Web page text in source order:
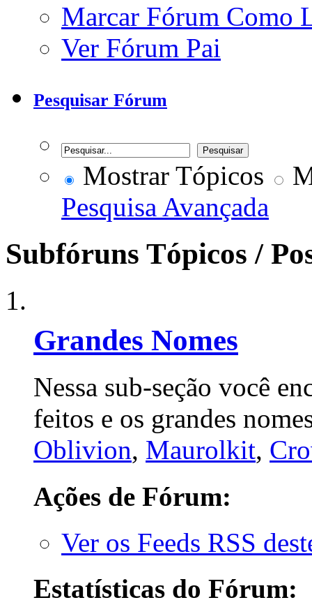
Marcar Fórum Como
Ver Fórum Pai
Pesquisar Fórum
Mostrar Tópicos
Pesquisa Avançada
Subfóruns Tópicos /
Grandes Nomes
Nessa sub-seção você
feitos e os grandes
Oblivion, Maurolkit,
Ações de Fórum:
Ver os Feeds RSS
Estatísticas do Fórum: